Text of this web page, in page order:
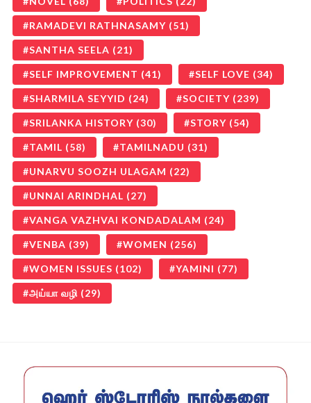
RAMADEVI RATHNASAMY (51)
SANTHA SEELA (21)
SELF IMPROVEMENT (41) SELF LOVE (34)
SHARMILA SEYYID (24) SOCIETY (239)
SRILANKA HISTORY (30) STORY (54)
TAMIL (58) TAMILNADU (31)
UNARVU SOOZH ULAGAM (22)
UNNAI ARINDHAL (27)
VANGA VAZHVAI KONDADALAM (24)
VENBA (39) WOMEN (256)
WOMEN ISSUES (102) YAMINI (77)
அய்யா வழி (29)